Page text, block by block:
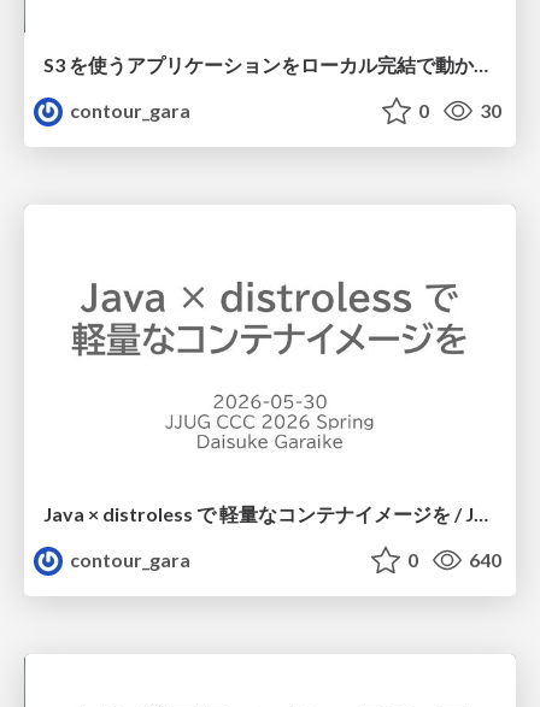
S3 を使うアプリケーションをローカル完結で動かすことに全力を注いでみた / Running S3 Apps Offline
contour_gara
0 30
contour_gara
0 640